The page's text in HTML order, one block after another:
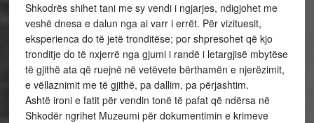
Shkodrës shihet tani me sy vendi i ngjarjes, ndigjohet me
veshë dnesa e dalun nga ai varr i errët. Për vizituesit,
eksperienca do të jetë tronditëse; por shpresohet që kjo
tronditje do të nxjerrë nga gjumi i randë i letargjisë mbytëse
të gjithë ata që ruejnë në vetëvete bërthamën e njerëzimit,
e vëllaznimit me të gjithë, pa dallim, pa përjashtim.
Ashtë ironi e fatit për vendin tonë të pafat që ndërsa në
Shkodër ngrihet Muzeumi për dokumentimin e krimeve